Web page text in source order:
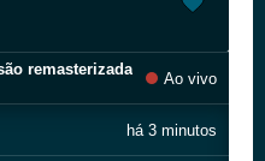
remasterizada
Ao vivo
há 3 minutos